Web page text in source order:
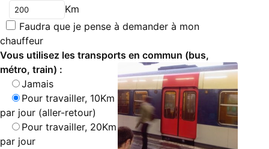
Km
Faudra que je pense à demander à mon
chauffeur
Vous utilisez les transports en commun (bus,
métro, train) :
Jamais
Pour travailler, 10Km
par jour (aller-retour)
Pour travailler, 20Km
par jour